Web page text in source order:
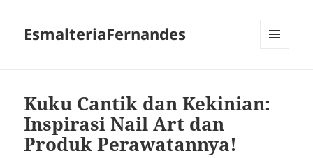
EsmalteriaFernandes
Kuku Cantik dan Kekinian:
Inspirasi Nail Art dan
Produk Perawatannya!